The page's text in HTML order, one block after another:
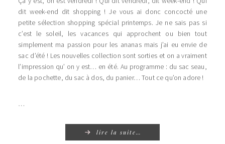
dit week-end dit shopping ! Je vous ai donc concocté une
petite sélection shopping spécial printemps. Je ne sais pas si
c’est le soleil, les vacances qui approchent ou bien tout
simplement ma passion pour les ananas mais j’ai eu envie de
sac d’été ! Les nouvelles collection sont sorties et on a vraiment
l’impression qu’ on y est… en été. Au programme : du sac seau,
de la pochette, du sac à dos, du panier… Tout ce qu’on adore !
…
lire la suite…